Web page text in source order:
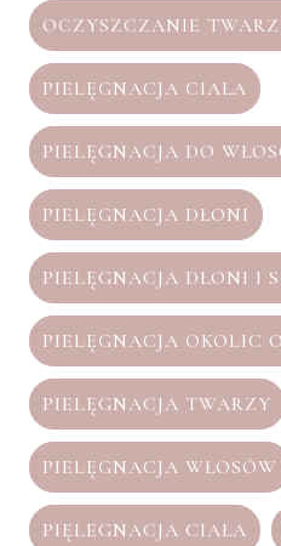
OCZYSZCZANIE
PIELĘGNACJA CIAŁA
PIELĘGNACJA DO
PIELĘGNACJA DŁONI
PIELĘGNACJA DŁONI I
PIELĘGNACJA OKOLIC
PIELĘGNACJA TWARZY
PIELĘGNACJA WŁOSÓW
PIĘLEGNACJA CIAŁA